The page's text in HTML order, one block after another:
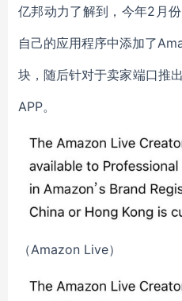
亿邦动力了解到，今年2月
自己的应用程序中添加了
块，随后针对于卖家端口推
APP。
（Amazon Live）